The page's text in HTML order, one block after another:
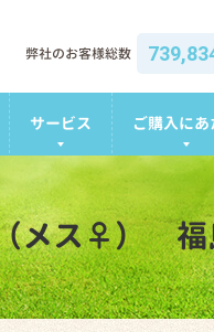
弊社のお客様総数
サービス ご購入にあ
メス♀） 福